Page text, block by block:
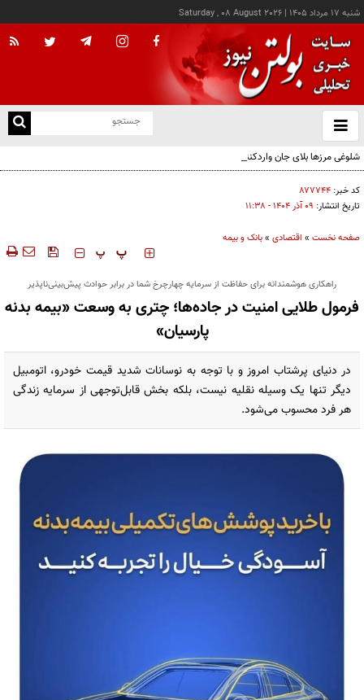
شنبه ۱۷ مرداد ۱۴۰۵ |
Saturday , 08 August 2026
باز
و
شلوغی مرزها بلای جان واردکنندگان شده است
کد خبر: ۸۷۷۷۴۴
تاریخ انتشار: ۰۹ آذر ۱۴۰۴ - ۱۱:۳۸
صفحه نخست » اقتصادی »بانک و بیمه
‍‍‍ پ پ
راهکاری هوشمندانه برای حفاظت از سرمایه چهارچرخ شما در برابر حوادث پیش‌بینی‌ناپذیر
فرمول طلایی امنیت در جاده‌ها؛ چتری به وسعت «بیمه بدنه
پارسیان»
در دنیای پرشتاب امروز و با توجه به نوسانات شدید قیمت خودرو، اتومبیل
دیگر تنها یک وسیله نقلیه نیست، بلکه بخش قابل‌توجهی از سرمایه زندگی
هر فرد محسوب می‌شود.